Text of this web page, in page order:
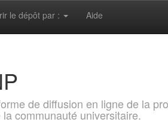
le dépôt par : Aide
de diffusion en ligne de la
communauté universitaire.